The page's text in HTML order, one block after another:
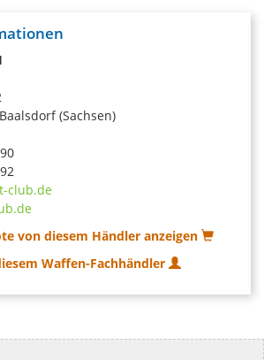
(Sachsen)
club.de
von diesem Händler anzeigen
Waffen-Fachhändler